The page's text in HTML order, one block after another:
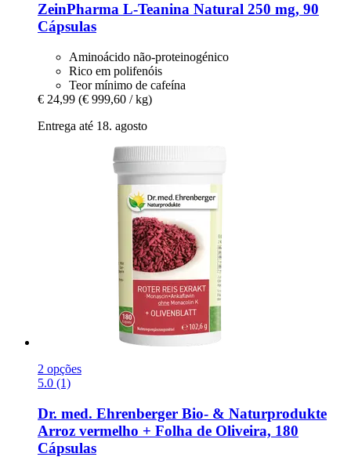
ZeinPharma L-​Teanina Natural 250 mg, 90
Cápsulas
Aminoácido não-proteinogénico
Rico em polifenóis
Teor mínimo de cafeína
€ 24,99 (€ 999,60 / kg)
Entrega até 18. agosto
2 opções
5.0 (1)
Dr. med. Ehrenberger Bio- & Naturprodukte
Arroz vermelho + Folha de Oliveira, 180
Cápsulas